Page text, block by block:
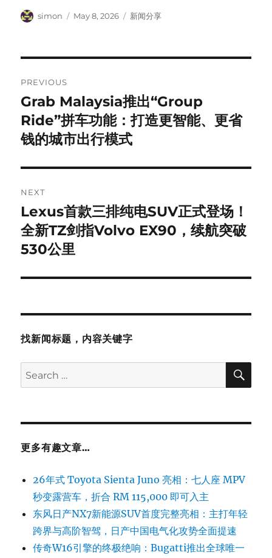
Author
simon
Posted
May 8, 2026 Categories
新闻分享
navigation
PREVIOUS
Previous
post:
Grab Malaysia推出“Group
Ride”拼车功能：打造更智能、更省
钱的城市出行模式
NEXT
Next
post:
Lexus首款三排纯电SUV正式登场！
全新TZ剑指Volvo EX90，续航突破
530公里
找新闻标题，内容关键字
Search
for:
更多有趣文章…
26年式 Toyota Sienta Juno 亮相：七人座 MPV
秒变露营车，折合 RM 115,000 即可入主
东风日产NX7新能源SUV首度完整亮相：主打年轻
跨界与高阶智驾，日产中国电气化攻势全面提速
传奇W16引擎的终极绝响：Bugatti推出全球唯一